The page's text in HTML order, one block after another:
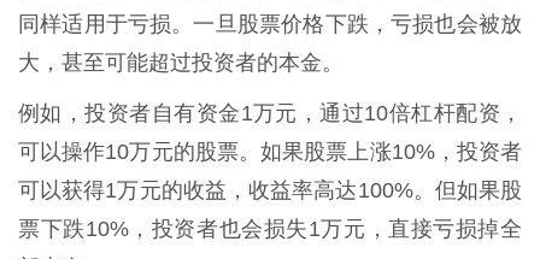
同样适用于亏损。一旦股票价格下跌，亏损也会被放
大，甚至可能超过投资者的本金。
例如，投资者自有资金1万元，通过10倍杠杆配资，
可以操作10万元的股票。如果股票上涨10%，投资者
可以获得1万元的收益，收益率高达100%。但如果股
票下跌10%，投资者也会损失1万元，直接亏损掉全